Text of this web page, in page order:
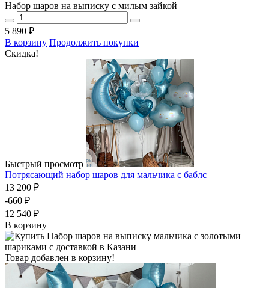
Набор шаров на выписку с милым зайкой
5 890 ₽
В корзину Продолжить покупки
Скидка!
Быстрый просмотр
Потрясающий набор шаров для мальчика с баблс
13 200 ₽
-660 ₽
12 540 ₽
В корзину
Товар добавлен в корзину!